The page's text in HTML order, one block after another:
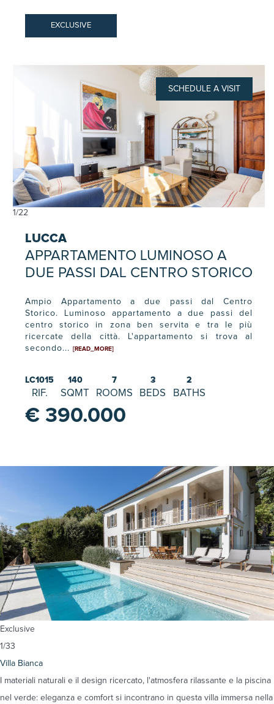
EXCLUSIVE
SCHEDULE A VISIT
1/22
LUCCA
APPARTAMENTO LUMINOSO A
DUE PASSI DAL CENTRO STORICO
Ampio Appartamento a due passi dal Centro
Storico. Luminoso appartamento a due passi del
centro storico in zona ben servita e tra le più
ricercate della città. L'appartamento si trova al
secondo...
[READ_MORE]
LC1015
RIF.
140
SQMT
7
ROOMS
3
BEDS
2
BATHS
€ 390.000
Exclusive
1/33
Villa Bianca
I materiali naturali e il design ricercato, l'atmosfera rilassante e la piscina
nel verde: eleganza e comfort si incontrano in questa villa immersa nella